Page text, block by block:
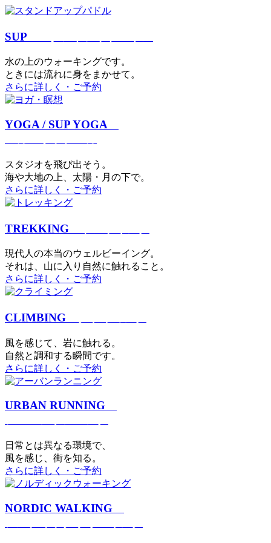
SUP
⽔の上のウォーキングです。
ときには流れに身をまかせて。
さらに詳しく・ご予約
YOGA / SUP YOGA
スタジオを⾶び出そう。
海や大地の上、太陽・⽉の下で。
さらに詳しく・ご予約
TREKKING
現代⼈の本当のウェルビーイング。
それは、⼭に⼊り⾃然に触れること。
さらに詳しく・ご予約
CLIMBING
⾵を感じて、岩に触れる。
⾃然と調和する瞬間です。
さらに詳しく・ご予約
URBAN RUNNING
日常とは異なる環境で、
風を感じ、街を知る。
さらに詳しく・ご予約
NORDIC WALKING